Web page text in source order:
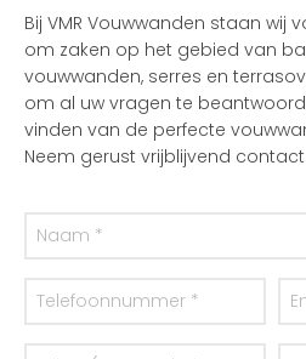
Bij VMR Vouwwanden staan wij
om zaken op het gebied van
vouwwanden, serres en
om al uw vragen te
vinden van de perfecte
Neem gerust vrijblijvend